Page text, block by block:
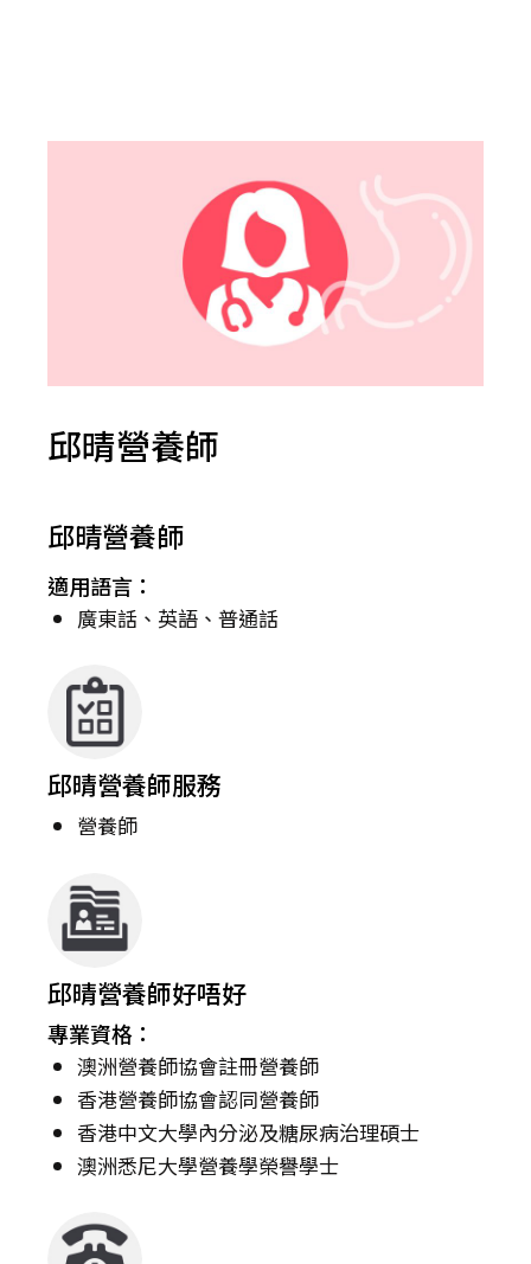
邱晴營養師
邱晴營養師
適用語言：
廣東話、英語、普通話
邱晴營養師服務
營養師
邱晴營養師好唔好
專業資格：
澳洲營養師協會註冊營養師
香港營養師協會認同營養師
香港中文大學內分泌及糖尿病治理碩士
澳洲悉尼大學營養學榮譽學士